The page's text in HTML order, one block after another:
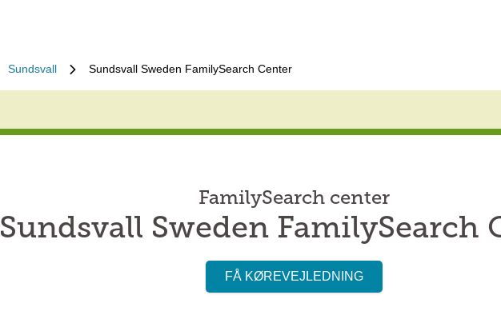
Sundsvall Sundsvall Sweden FamilySearch Center
FamilySearch center
Sundsvall Sweden FamilySearch
FÅ KØREVEJLEDNING